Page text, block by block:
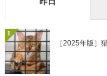
1
［2025年版］